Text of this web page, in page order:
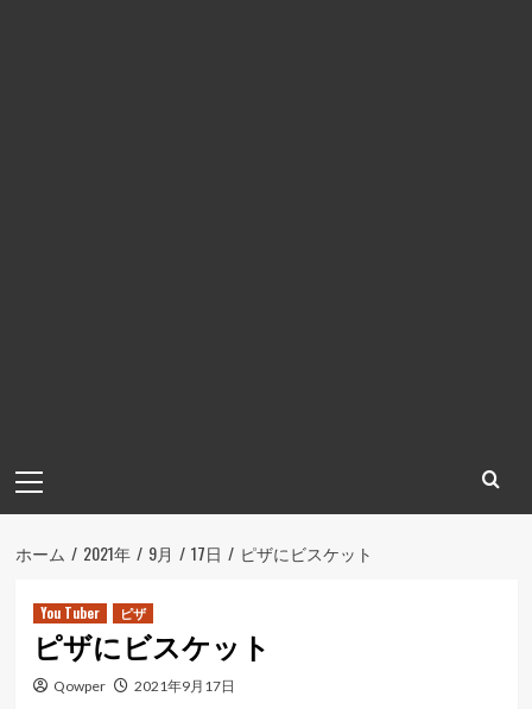
イ
ン
メ
ホーム 2021年 9月 17日 ピザにビスケット
You Tuber ピザ
ピザにビスケット
Qowper 2021年9月17日